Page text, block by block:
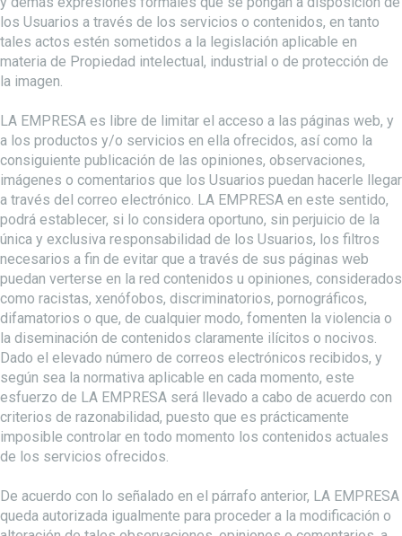
los Usuarios a través de los servicios o contenidos, en tanto
tales actos estén sometidos a la legislación aplicable en
materia de Propiedad intelectual, industrial o de protección de
la imagen.
LA EMPRESA es libre de limitar el acceso a las páginas web, y
a los productos y/o servicios en ella ofrecidos, así como la
consiguiente publicación de las opiniones, observaciones,
imágenes o comentarios que los Usuarios puedan hacerle llegar
a través del correo electrónico. LA EMPRESA en este sentido,
podrá establecer, si lo considera oportuno, sin perjuicio de la
única y exclusiva responsabilidad de los Usuarios, los filtros
necesarios a fin de evitar que a través de sus páginas web
puedan verterse en la red contenidos u opiniones, considerados
como racistas, xenófobos, discriminatorios, pornográficos,
difamatorios o que, de cualquier modo, fomenten la violencia o
la diseminación de contenidos claramente ilícitos o nocivos.
Dado el elevado número de correos electrónicos recibidos, y
según sea la normativa aplicable en cada momento, este
esfuerzo de LA EMPRESA será llevado a cabo de acuerdo con
criterios de razonabilidad, puesto que es prácticamente
imposible controlar en todo momento los contenidos actuales
de los servicios ofrecidos.
De acuerdo con lo señalado en el párrafo anterior, LA EMPRESA
queda autorizada igualmente para proceder a la modificación o